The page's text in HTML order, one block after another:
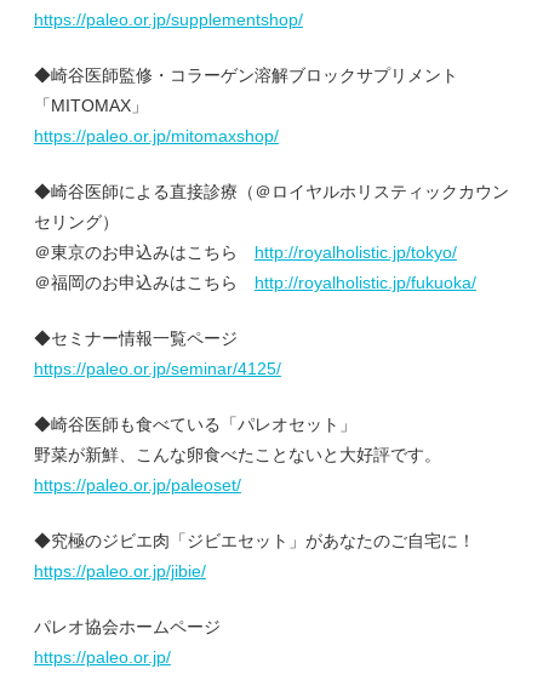
https://paleo.or.jp/supplementshop/
◆崎谷医師監修・コラーゲン溶解ブロックサプリメント
「MITOMAX」
https://paleo.or.jp/mitomaxshop/
◆崎谷医師による直接診療（＠ロイヤルホリスティックカウン
セリング）
＠東京のお申込みはこちら http://royalholistic.jp/tokyo/
＠福岡のお申込みはこちら http://royalholistic.jp/fukuoka/
◆セミナー情報一覧ページ
https://paleo.or.jp/seminar/4125/
◆崎谷医師も食べている「パレオセット」
野菜が新鮮、こんな卵食べたことないと大好評です。
https://paleo.or.jp/paleoset/
◆究極のジビエ肉「ジビエセット」があなたのご自宅に！
https://paleo.or.jp/jibie/
パレオ協会ホームページ
https://paleo.or.jp/